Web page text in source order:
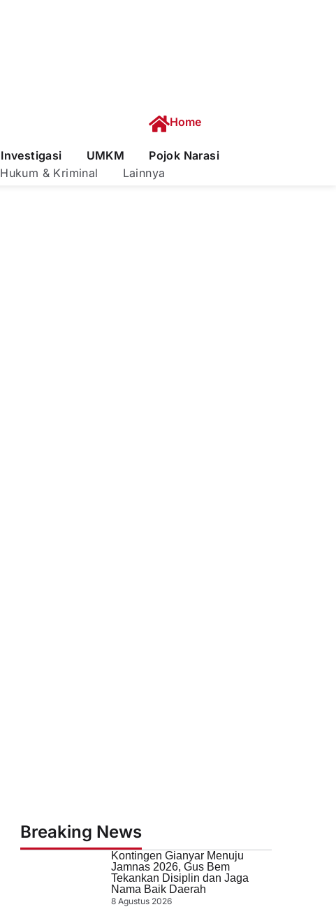
Home
Investigasi UMKM
Pojok Narasi
Hukum & Kriminal Lainnya
Breaking News
Kontingen Gianyar Menuju
Jamnas 2026, Gus Bem
Tekankan Disiplin dan Jaga
Nama Baik Daerah
8 Agustus 2026